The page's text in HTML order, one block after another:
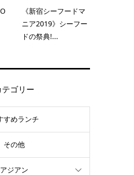
《新宿シーフードマ
ニア2019》シーフー
ドの祭典!...
テゴリー
すめランチ
その他
アジアン